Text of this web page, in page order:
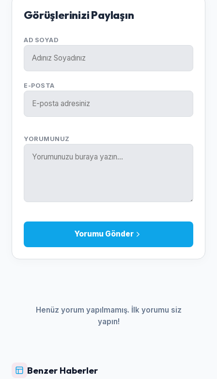
Görüşlerinizi Paylaşın
AD SOYAD
E-POSTA
YORUMUNUZ
Yorumu Gönder
Henüz yorum yapılmamış. İlk yorumu siz
yapın!
Benzer Haberler